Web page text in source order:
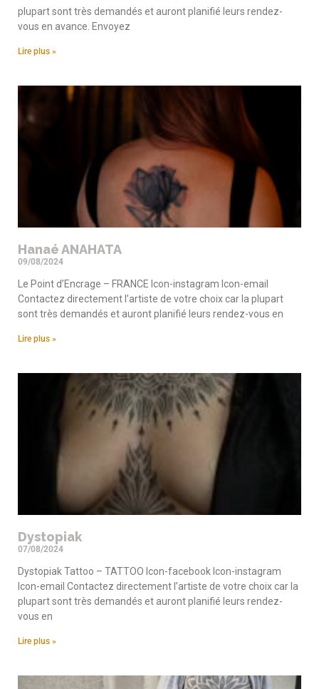
plupart sont très demandés et auront planifié leurs rendez-
vous en avance. Envoyez
Lire plus »
Hanaé ANAHATA
09/08/2024
Le Point d’Encrage – FRANCE Icon-instagram Icon-email
Contactez directement l’artiste de votre choix car la plupart
sont très demandés et auront planifié leurs rendez-vous en
Lire plus »
Dystopiak
07/08/2024
Dystopiak Tattoo – TATTOO Icon-facebook Icon-instagram
Icon-email Contactez directement l’artiste de votre choix car la
plupart sont très demandés et auront planifié leurs rendez-
vous en
Lire plus »